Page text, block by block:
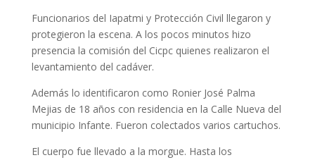
Funcionarios del Iapatmi y Protección Civil llegaron y
protegieron la escena. A los pocos minutos hizo
presencia la comisión del Cicpc quienes realizaron el
levantamiento del cadáver.
Además lo identificaron como Ronier José Palma
Mejias de 18 años con residencia en la Calle Nueva del
municipio Infante. Fueron colectados varios cartuchos.
El cuerpo fue llevado a la morgue. Hasta los